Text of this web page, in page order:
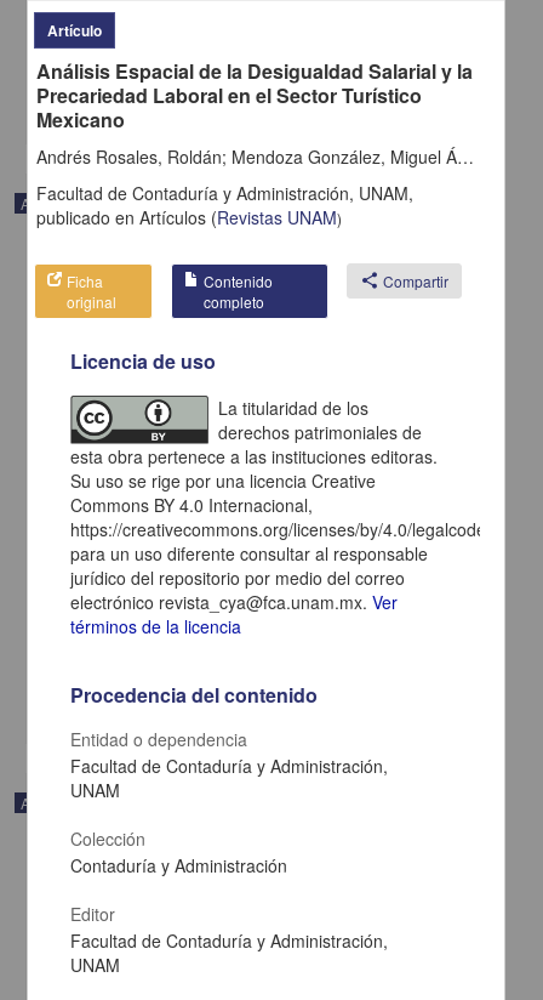
Rivas Villa, Norma Alicia
2025
Ciencias Sociales y Económicas
Artículo
Big data analytics for financial auditing practices; Identification of
conceptual patterns, implications and challenges using text mining
Musunuru, Kamakshaiah - Facultad de Contaduría y
Administración, UNAM
Artículo
Artículo
Análisis Espacial de la Desigualdad Salarial y la
Precariedad Laboral en el Sector Turístico
Mexicano
Andrés Rosales, Roldán; Mendoza González, Miguel Ángel; Quintana Romero, Luis
Facultad de Contaduría y Administración, UNAM,
publicado enArtículos (Revistas UNAM)
Ficha
original
Contenido
completo
share Compartir
Licencia de uso
La titularidad de los
derechos patrimoniales de
esta obra pertenece a las instituciones editoras.
Su uso se rige por una licencia Creative
Commons BY 4.0 Internacional,
https://creativecommons.org/licenses/by/4.0/legalcode.es,
para un uso diferente consultar al responsable
jurídico del repositorio por medio del correo
electrónico revista_cya@fca.unam.mx.Ver
términos de la licencia
Procedencia del contenido
Entidad o dependencia
Facultad de Contaduría y Administración,
UNAM
Colección
Contaduría y Administración
Editor
Facultad de Contaduría y Administración,
UNAM